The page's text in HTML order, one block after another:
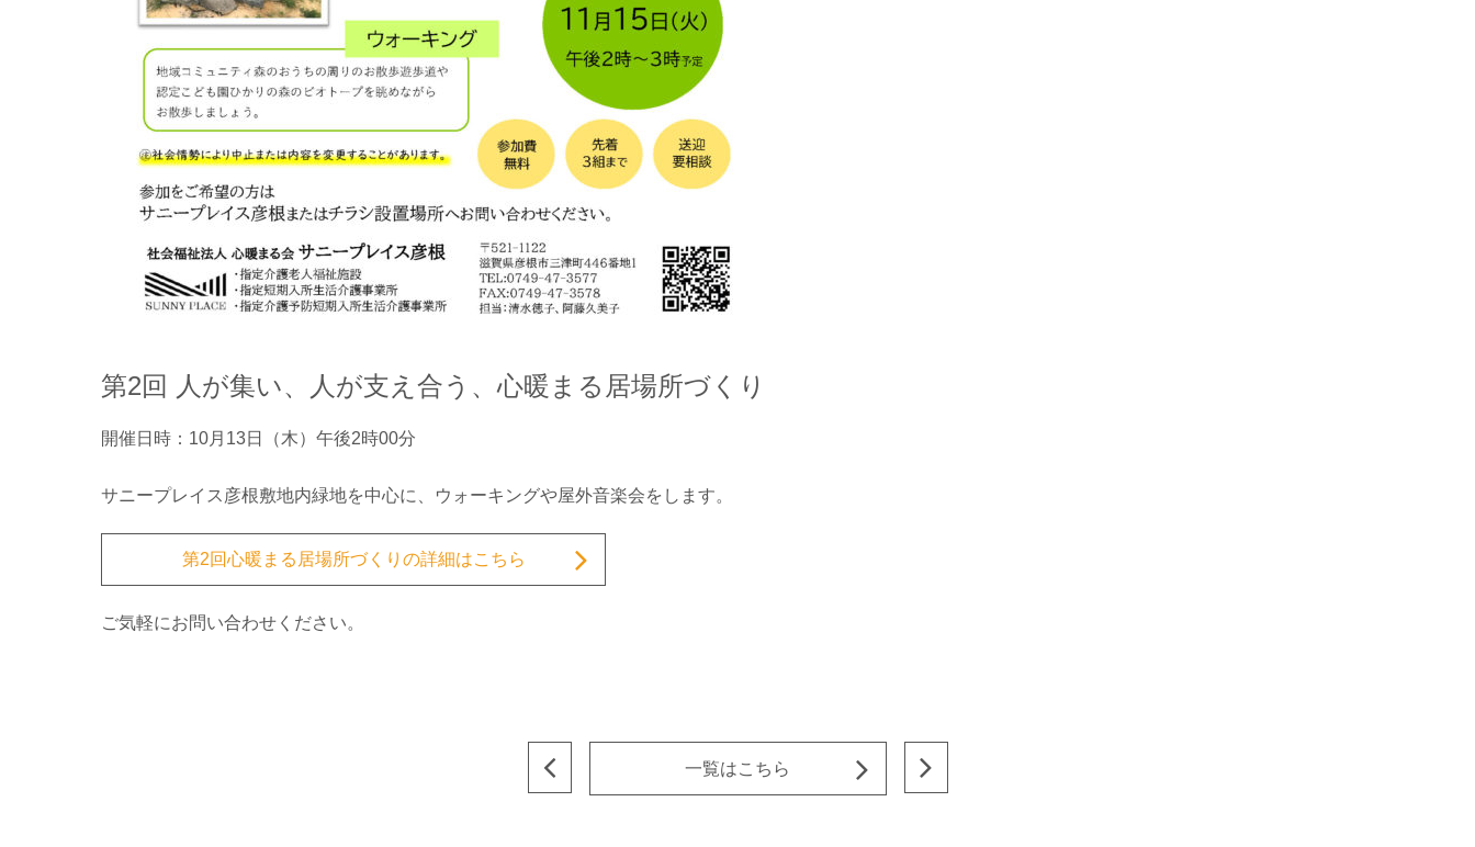
第2回 人が集い、人が支え合う、心暖まる居場所づくり
開催日時：10月13日（木）午後2時00分
サニープレイス彦根敷地内緑地を中心に、ウォーキングや屋外音楽会をします。
第2回心暖まる居場所づくりの詳細はこちら
ご気軽にお問い合わせください。
一覧はこちら